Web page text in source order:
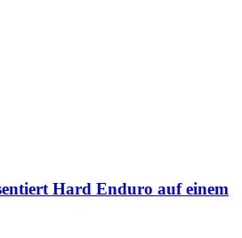
Hard Enduro auf einem